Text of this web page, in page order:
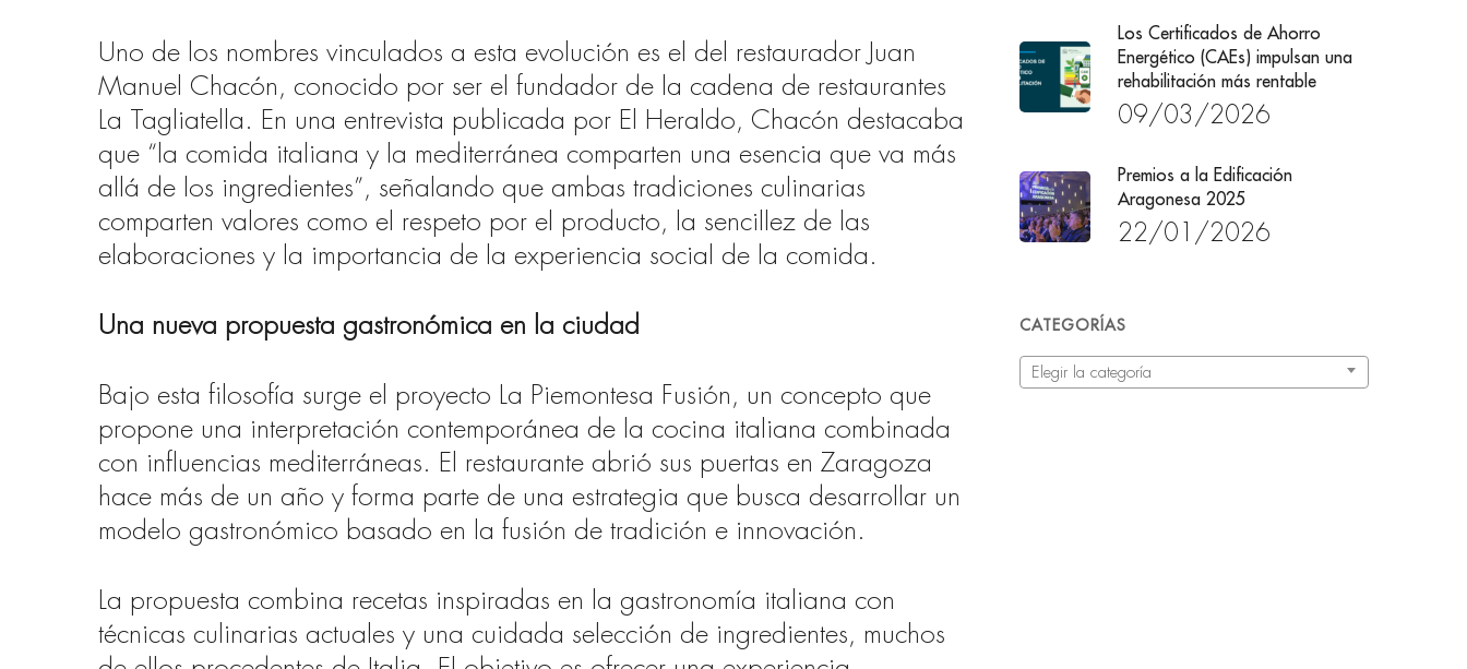
Uno de los nombres vinculados a esta evolución es el del restaurador Juan
Manuel Chacón, conocido por ser el fundador de la cadena de restaurantes
La Tagliatella. En una entrevista publicada por El Heraldo, Chacón destacaba
que “la comida italiana y la mediterránea comparten una esencia que va más
allá de los ingredientes”, señalando que ambas tradiciones culinarias
comparten valores como el respeto por el producto, la sencillez de las
elaboraciones y la importancia de la experiencia social de la comida.
Una nueva propuesta gastronómica en la ciudad
Bajo esta filosofía surge el proyecto La Piemontesa Fusión, un concepto que
propone una interpretación contemporánea de la cocina italiana combinada
con influencias mediterráneas. El restaurante abrió sus puertas en Zaragoza
hace más de un año y forma parte de una estrategia que busca desarrollar un
modelo gastronómico basado en la fusión de tradición e innovación.
La propuesta combina recetas inspiradas en la gastronomía italiana con
técnicas culinarias actuales y una cuidada selección de ingredientes, muchos
Los Certificados de Ahorro
Energético (CAEs) impulsan una
rehabilitación más rentable
09/03/2026
Premios a la Edificación
Aragonesa 2025
22/01/2026
CATEGORÍAS
Categorías
Elegir la categoría